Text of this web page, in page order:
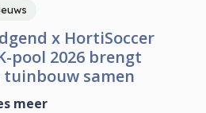
x HortiSoccer
pool 2026 brengt
tuinbouw samen
meer